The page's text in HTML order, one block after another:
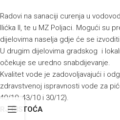
Radovi na sanaciji curenja u
Ilićka II, te u MZ Poljaci. Mogući su
dijelovima naselja gdje će se
U drugim dijelovima gradskog i
očekuje se uredno snabdijevanje.
Kvalitet vode je zadovoljavajući i
zdravstvenoj ispravnosti vode za
40/10, 43/10 i 30/12).
RJ ČISTOĆA